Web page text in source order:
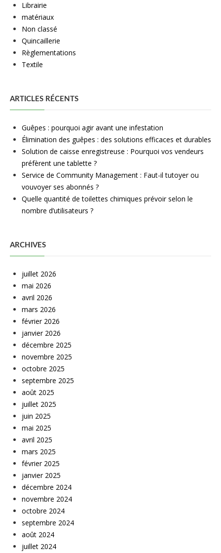
Librairie
matériaux
Non classé
Quincaillerie
Règlementations
Textile
ARTICLES RÉCENTS
Guêpes : pourquoi agir avant une infestation
Élimination des guêpes : des solutions efficaces et durables
Solution de caisse enregistreuse : Pourquoi vos vendeurs
préfèrent une tablette ?
Service de Community Management : Faut-il tutoyer ou
vouvoyer ses abonnés ?
Quelle quantité de toilettes chimiques prévoir selon le
nombre d’utilisateurs ?
ARCHIVES
juillet 2026
mai 2026
avril 2026
mars 2026
février 2026
janvier 2026
décembre 2025
novembre 2025
octobre 2025
septembre 2025
août 2025
juillet 2025
juin 2025
mai 2025
avril 2025
mars 2025
février 2025
janvier 2025
décembre 2024
novembre 2024
octobre 2024
septembre 2024
août 2024
juillet 2024